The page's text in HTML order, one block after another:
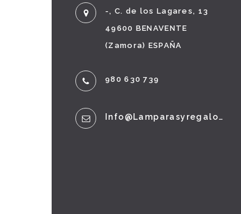
-, C. de los Lagares, 13
49600 BENAVENTE
(Zamora) ESPAÑA
980 630 739
Info@lamparasyregalos.es